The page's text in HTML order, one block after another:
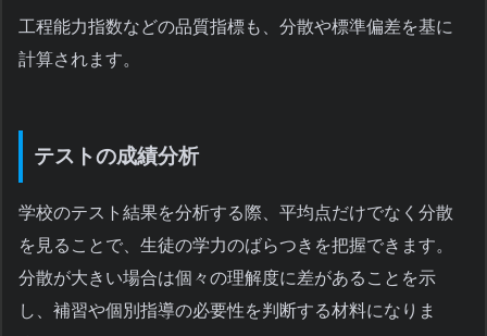
工程能力指数などの品質指標も、分散や標準偏差を基に
計算されます。
テストの成績分析
学校のテスト結果を分析する際、平均点だけでなく分散
を見ることで、生徒の学力のばらつきを把握できます。
分散が大きい場合は個々の理解度に差があることを示
し、補習や個別指導の必要性を判断する材料になりま